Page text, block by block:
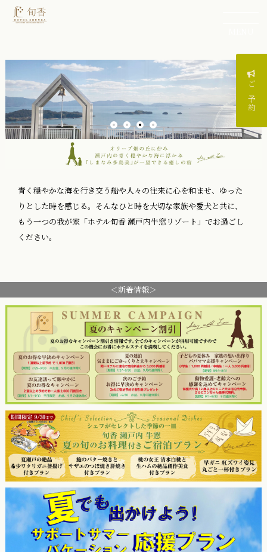
ご予約
青く穏やかな海を行き交う船や人々の往来に心を和ませ、ゆった
りとした時を感じる。そんなひと時を大切な家族や愛犬と共に、
もう一つの我が家「ホテル旬香 瀬戸内牛窓リゾート」でお過ごし
ください。
＜新着情報＞